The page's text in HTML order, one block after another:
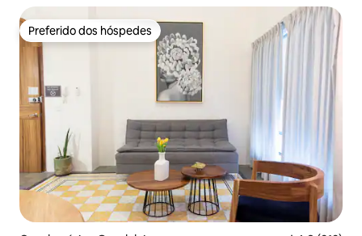
Preferido dos hóspedes
Preferido dos hóspedes